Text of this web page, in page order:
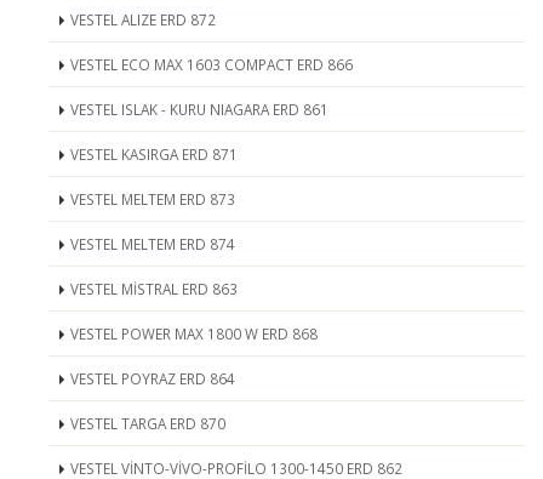
VESTEL ALIZE ERD 872
VESTEL ECO MAX 1603 COMPACT ERD 866
VESTEL ISLAK - KURU NIAGARA ERD 861
VESTEL KASIRGA ERD 871
VESTEL MELTEM ERD 873
VESTEL MELTEM ERD 874
VESTEL MİSTRAL ERD 863
VESTEL POWER MAX 1800 W ERD 868
VESTEL POYRAZ ERD 864
VESTEL TARGA ERD 870
VESTEL VİNTO-VİVO-PROFİLO 1300-1450 ERD 862